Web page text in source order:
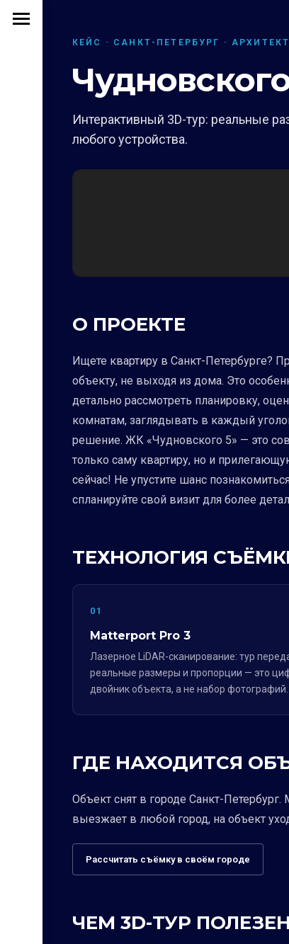
КЕЙС · САНКТ-ПЕТЕРБУРГ ·
Интерактивный 3D-тур: реальные
любого устройства.
О ПРОЕКТЕ
Ищете квартиру в Санкт-Петербурге?
объекту, не выходя из дома. Это
детально рассмотреть планировку,
комнатам, заглядывать в каждый
решение. ЖК «Чудновского 5» — это
только саму квартиру, но и
сейчас! Не упустите шанс
спланируйте свой визит для более
ТЕХНОЛОГИЯ
01
Matterport Pro 3
Лазерное LiDAR-сканирование: тур
реальные размеры и пропорции — это
двойник объекта, а не набор фотографий.
ГДЕ НАХОДИТСЯ
Объект снят в городе Санкт-
выезжает в любой город, на объект
Рассчитать съёмку в своём городе
ЧЕМ 3D-ТУР